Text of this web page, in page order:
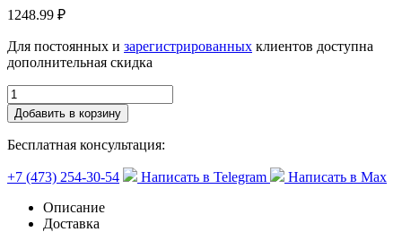
1248.99 ₽
Для постоянных и зарегистрированных клиентов доступна
дополнительная скидка
Добавить в корзину
Бесплатная консультация:
+7 (473) 254-30-54 Написать в Telegram
Написать в Max
Описание
Доставка